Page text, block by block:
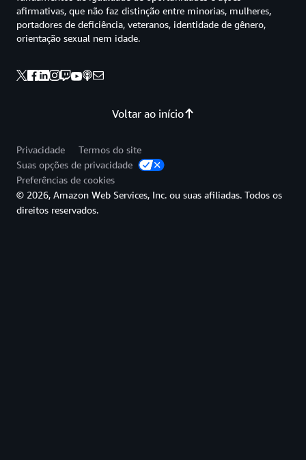
Voltar ao início
afirmativas, que não faz distinção entre minorias, mulheres,
portadores de deficiência, veteranos, identidade de gênero,
orientação sexual nem idade.
Privacidade
Termos do site
Suas opções de privacidade
Preferências de cookies
© 2026, Amazon Web Services, Inc. ou suas afiliadas. Todos os
direitos reservados.